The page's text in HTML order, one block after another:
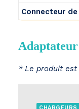
Connecteur
Adaptateur
* Le produit est